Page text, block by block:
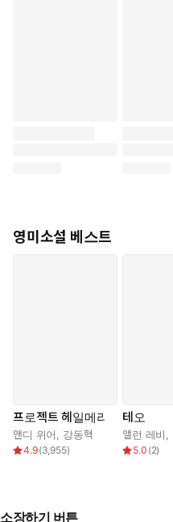
영미소설 베스트
프로젝트 헤일메리
앤디 위어 강동혁
4.9(3,955)
테오
앨런 레비
5.0 (2)
소장하기 버튼